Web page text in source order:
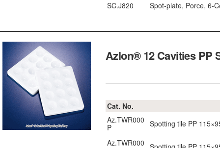
SC.J820
Spot-plate, Porce, 6-
Azlon® 12 Cavities PP
Cat. No.
Az.TWR000
P
Spotting tile PP
Az.TWR000